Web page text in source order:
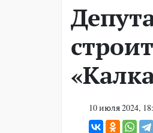
10 июля 2024,